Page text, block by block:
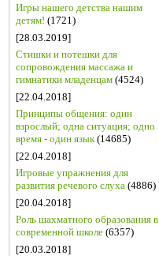
Игры нашего детства нашим
детям! (1721)
[28.03.2019]
Стишки и потешки для
сопровождения массажа и
гимнатики младенцам (4524)
[22.04.2018]
Принципы общения: один
взрослый; одна ситуация; одно
время - один язык(14685)
[22.04.2018]
Игровые упражнения для
развития речевого слуха (4886)
[20.04.2018]
Роль шахматного образования в
современной школе (6357)
[20.03.2018]